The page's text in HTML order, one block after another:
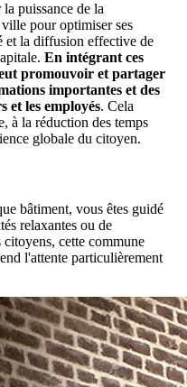
puissance de la
pour optimiser ses
et la diffusion effective de
En intégrant ces
promouvoir et partager
importantes et des
et les employés. Cela
à la réduction des temps
globale du citoyen.
bâtiment, vous êtes guidé
relaxantes ou de
cette commune
l'attente particulièrement